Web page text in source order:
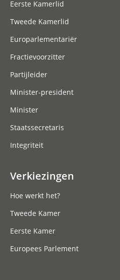
Eerste Kamerlid
Tweede Kamerlid
Europarlementariër
Fractievoorzitter
Partijleider
Minister-president
Minister
Staatssecretaris
Integriteit
Verkiezingen
Hoe werkt het?
Tweede Kamer
Eerste Kamer
Europees Parlement